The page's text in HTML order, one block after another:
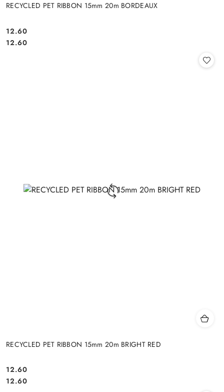
RECYCLED PET RIBBON 15mm 20m BORDEAUX
Cena:
12.60
Cena:
12.60
RECYCLED PET RIBBON 15mm 20m BRIGHT RED
Cena:
12.60
Cena:
12.60